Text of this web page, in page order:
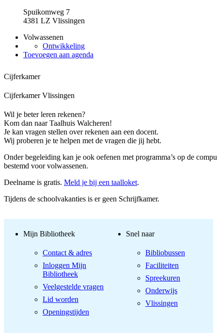
Spuikomweg 7
4381 LZ Vlissingen
Volwassenen
Ontwikkeling
Toevoegen aan agenda
Cijferkamer
Cijferkamer Vlissingen
Wil je beter leren rekenen?
Kom dan naar Taalhuis Walcheren!
Je kan vragen stellen over rekenen aan een docent.
Wij proberen je te helpen met de vragen die jij hebt.
Onder begeleiding kan je ook oefenen met programma’s op de
bestemd voor volwassenen.
Deelname is gratis. Meld je bij een taalloket.
Tijdens de schoolvakanties is er geen Schrijfkamer.
Mijn Bibliotheek
Contact & adres
Inloggen Mijn
Bibliotheek
Veelgestelde vragen
Lid worden
Openingstijden
Snel naar
Bibliobussen
Faciliteiten
Spreekuren
Onderwijs
Vlissingen